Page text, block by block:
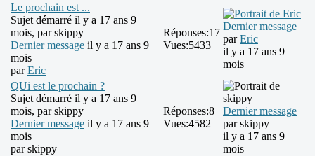
Le prochain est ...
Sujet démarré il y a 17 ans 9
mois, parskippy
Dernier message il y a 17 ans 9
mois
parEric
Réponses:17
Vues:5433
Dernier message
parEric
il y a 17 ans 9
mois
QUi est le prochain ?
Sujet démarré il y a 17 ans 9
mois, parskippy
Dernier message il y a 17 ans 9
mois
parskippy
Réponses:8
Vues:4582
Dernier message
parskippy
il y a 17 ans 9
mois